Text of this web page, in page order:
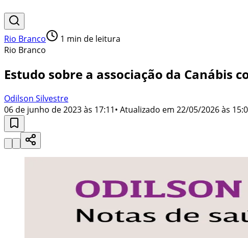
Rio Branco 1 min de leitura
Rio Branco
Estudo sobre a associação da Canábis
Odilson Silvestre
06 de junho de 2023 às 17:11• Atualizado em 22/05/2026 às